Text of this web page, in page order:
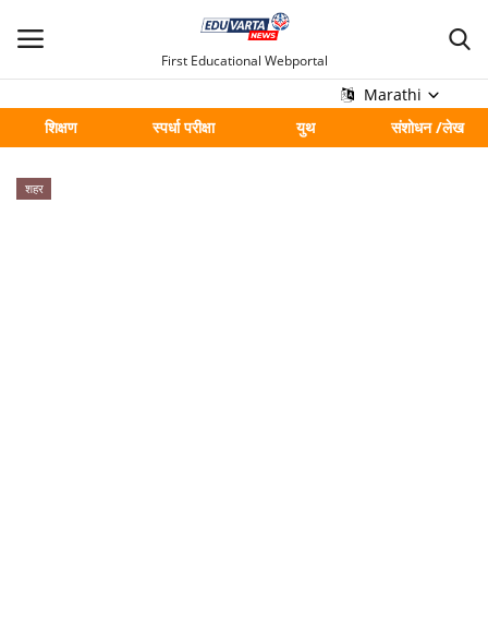
First Educational Webportal
Marathi
शिक्षण
स्पर्धा परीक्षा युथ संशोधन /लेख
मुख्य
Contact
शहर